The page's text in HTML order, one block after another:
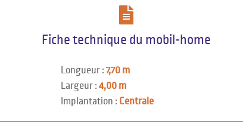
Fiche technique du mobil-home
Longueur : 7,70 m
Largeur : 4,00 m
Implantation : Centrale